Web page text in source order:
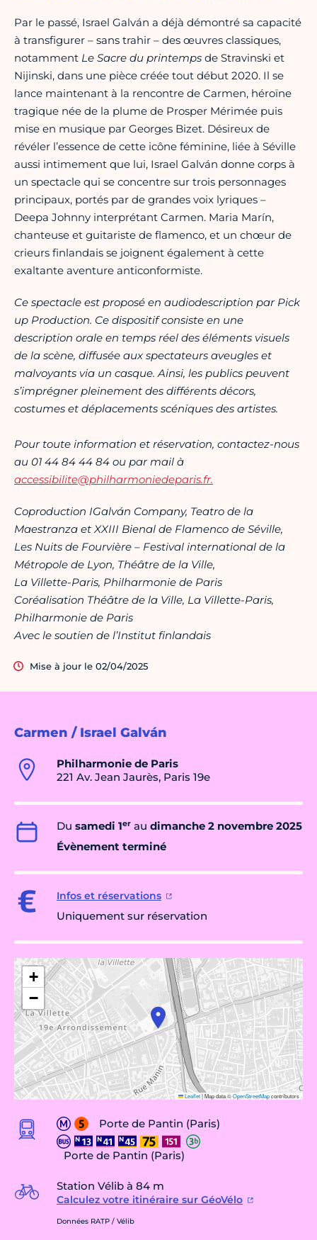
Carmen / Israel Galván
Philharmonie de Paris
221 Av. Jean Jaurès, Paris 19e
Du samedi 1er au dimanche 2 novembre 2025
Évènement terminé
Infos et réservations
Uniquement sur réservation
+
−
Leaflet|Map data ©OpenStreetMapcontributors
Porte de Pantin (Paris)
Porte de Pantin (Paris)
Station Vélib à 84 m
Calculez votre itinéraire sur GéoVélo
Données RATP / Vélib
Par le passé, Israel Galván a déjà démontré sa capacité
à transfigurer – sans trahir – des œuvres classiques,
notamment Le Sacre du printemps de Stravinski et
Nijinski, dans une pièce créée tout début 2020. Il se
lance maintenant à la rencontre de Carmen, héroïne
tragique née de la plume de Prosper Mérimée puis
mise en musique par Georges Bizet. Désireux de
révéler l’essence de cette icône féminine, liée à Séville
aussi intimement que lui, Israel Galván donne corps à
un spectacle qui se concentre sur trois personnages
principaux, portés par de grandes voix lyriques –
Deepa Johnny interprétant Carmen. Maria Marín,
chanteuse et guitariste de flamenco, et un chœur de
crieurs finlandais se joignent également à cette
exaltante aventure anticonformiste.
Ce spectacle est proposé en audiodescription par Pick
up Production. Ce dispositif consiste en une
description orale en temps réel des éléments visuels
de la scène, diffusée aux spectateurs aveugles et
malvoyants via un casque. Ainsi, les publics peuvent
s’imprégner pleinement des différents décors,
costumes et déplacements scéniques des artistes.
Pour toute information et réservation, contactez-nous
au 01 44 84 44 84 ou par mail à
accessibilite@philharmoniedeparis.fr.
Coproduction IGalván Company, Teatro de la
Maestranza et XXIII Bienal de Flamenco de Séville,
Les Nuits de Fourvière – Festival international de la
Métropole de Lyon, Théâtre de la Ville,
La Villette-Paris, Philharmonie de Paris
Coréalisation Théâtre de la Ville, La Villette-Paris,
Philharmonie de Paris
Avec le soutien de l’Institut finlandais
Mise à jour le 02/04/2025